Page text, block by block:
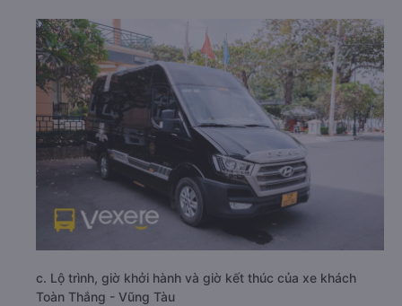
c. Lộ trình, giờ khởi hành và giờ kết thúc của xe khách
Toàn Thắng - Vũng Tàu